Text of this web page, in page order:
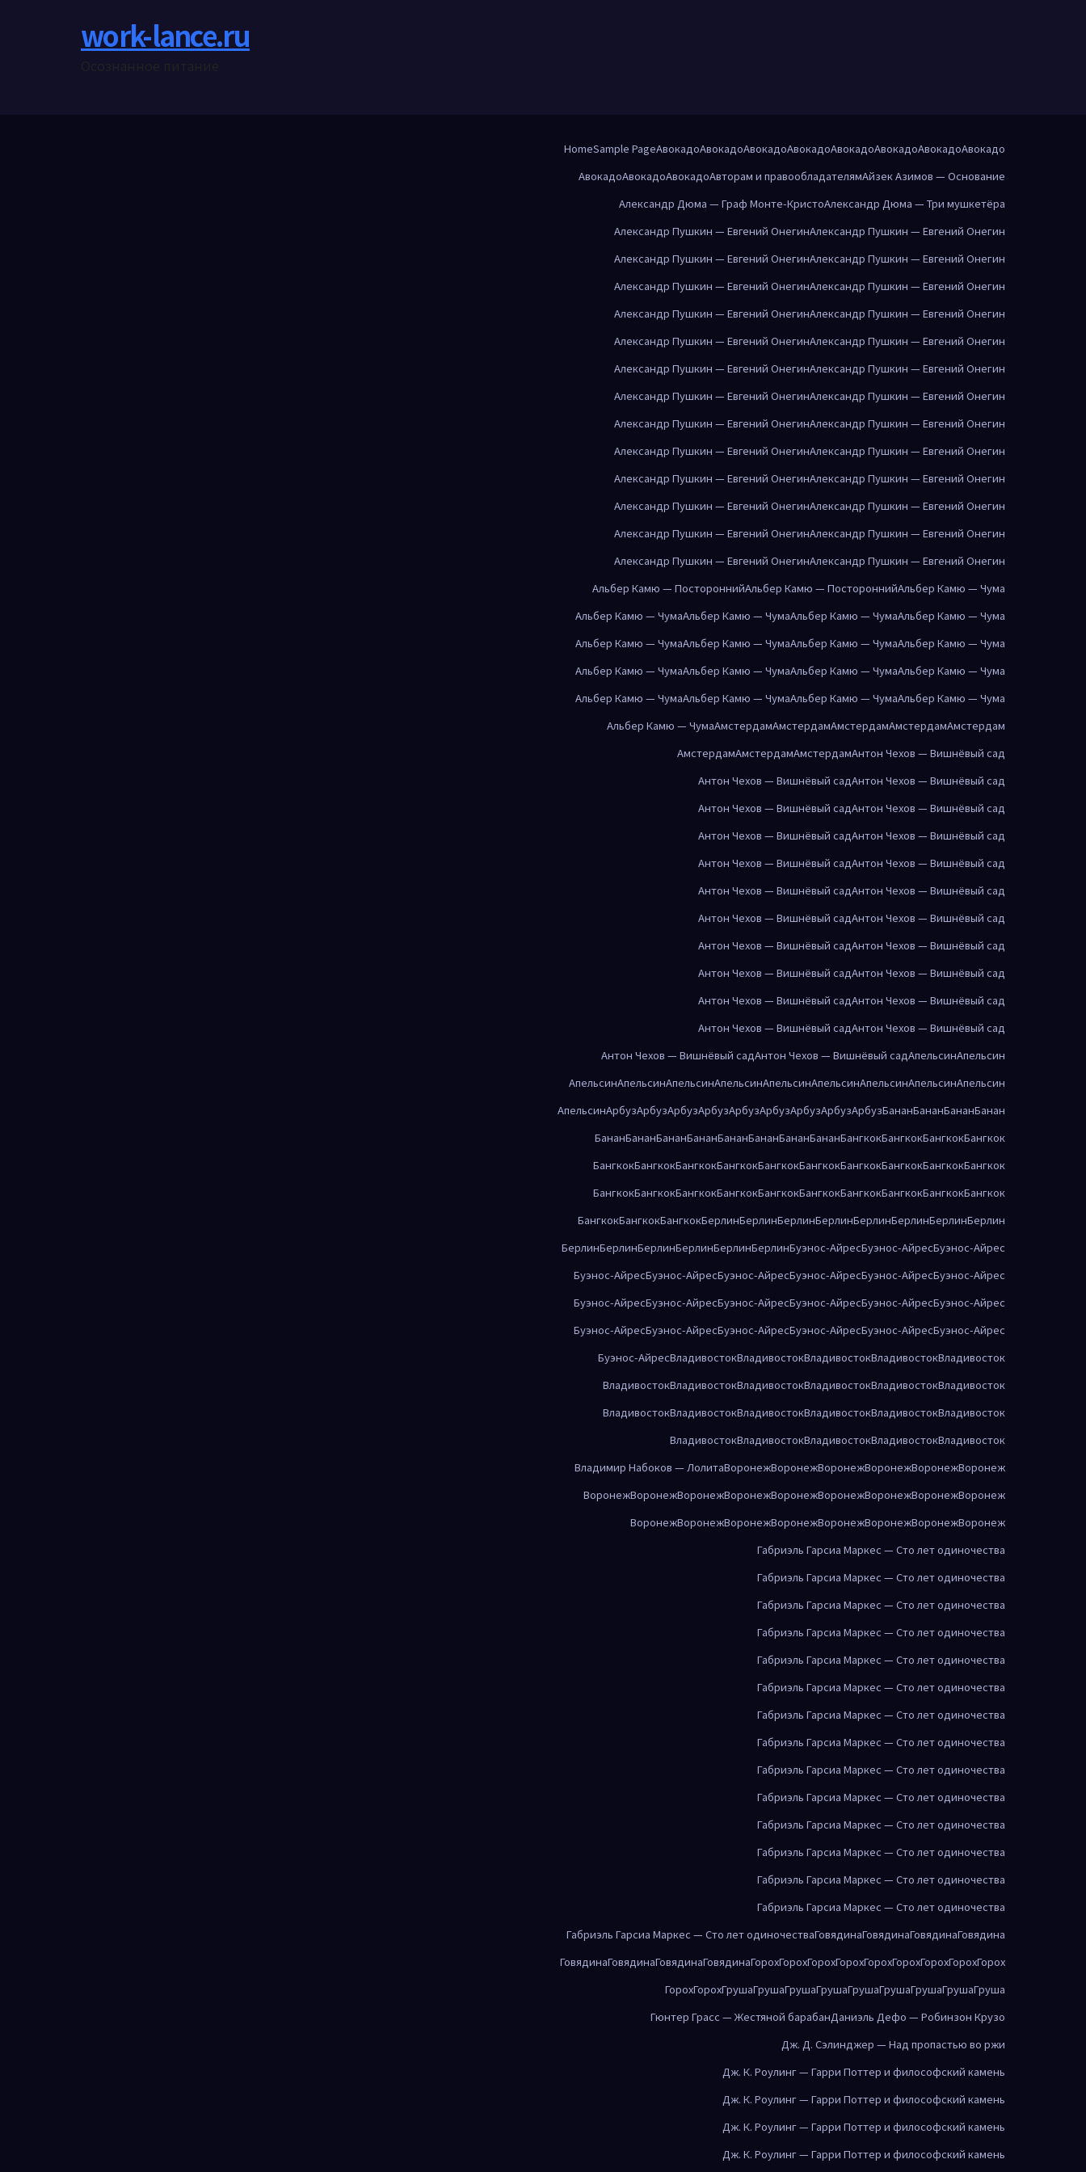
work-lance.ru
HomeSample PageАвокадоАвокадоАвокадоАвокадоАвокадоАвокадоАвокадоАвокадо
АвокадоАвокадоАвокадоАвторам и правообладателямАйзек Азимов — Основание
Александр Дюма — Граф Монте-КристоАлександр Дюма — Три мушкетёра
Александр Пушкин — Евгений ОнегинАлександр Пушкин — Евгений Онегин
Александр Пушкин — Евгений ОнегинАлександр Пушкин — Евгений Онегин
Александр Пушкин — Евгений ОнегинАлександр Пушкин — Евгений Онегин
Александр Пушкин — Евгений ОнегинАлександр Пушкин — Евгений Онегин
Александр Пушкин — Евгений ОнегинАлександр Пушкин — Евгений Онегин
Александр Пушкин — Евгений ОнегинАлександр Пушкин — Евгений Онегин
Александр Пушкин — Евгений ОнегинАлександр Пушкин — Евгений Онегин
Александр Пушкин — Евгений ОнегинАлександр Пушкин — Евгений Онегин
Александр Пушкин — Евгений ОнегинАлександр Пушкин — Евгений Онегин
Александр Пушкин — Евгений ОнегинАлександр Пушкин — Евгений Онегин
Александр Пушкин — Евгений ОнегинАлександр Пушкин — Евгений Онегин
Александр Пушкин — Евгений ОнегинАлександр Пушкин — Евгений Онегин
Александр Пушкин — Евгений ОнегинАлександр Пушкин — Евгений Онегин
Альбер Камю — ПостороннийАльбер Камю — ПостороннийАльбер Камю — Чума
Альбер Камю — ЧумаАльбер Камю — ЧумаАльбер Камю — ЧумаАльбер Камю — Чума
Альбер Камю — ЧумаАльбер Камю — ЧумаАльбер Камю — ЧумаАльбер Камю — Чума
Альбер Камю — ЧумаАльбер Камю — ЧумаАльбер Камю — ЧумаАльбер Камю — Чума
Альбер Камю — ЧумаАльбер Камю — ЧумаАльбер Камю — ЧумаАльбер Камю — Чума
Альбер Камю — ЧумаАмстердамАмстердамАмстердамАмстердамАмстердам
АмстердамАмстердамАмстердамАнтон Чехов — Вишнёвый сад
Антон Чехов — Вишнёвый садАнтон Чехов — Вишнёвый сад
Антон Чехов — Вишнёвый садАнтон Чехов — Вишнёвый сад
Антон Чехов — Вишнёвый садАнтон Чехов — Вишнёвый сад
Антон Чехов — Вишнёвый садАнтон Чехов — Вишнёвый сад
Антон Чехов — Вишнёвый садАнтон Чехов — Вишнёвый сад
Антон Чехов — Вишнёвый садАнтон Чехов — Вишнёвый сад
Антон Чехов — Вишнёвый садАнтон Чехов — Вишнёвый сад
Антон Чехов — Вишнёвый садАнтон Чехов — Вишнёвый сад
Антон Чехов — Вишнёвый садАнтон Чехов — Вишнёвый сад
Антон Чехов — Вишнёвый садАнтон Чехов — Вишнёвый сад
Антон Чехов — Вишнёвый садАнтон Чехов — Вишнёвый садАпельсинАпельсин
АпельсинАпельсинАпельсинАпельсинАпельсинАпельсинАпельсинАпельсинАпельсин
АпельсинАрбузАрбузАрбузАрбузАрбузАрбузАрбузАрбузАрбузБананБананБананБанан
БананБананБананБананБананБананБананБананБангкокБангкокБангкокБангкок
БангкокБангкокБангкокБангкокБангкокБангкокБангкокБангкокБангкокБангкок
БангкокБангкокБангкокБангкокБангкокБангкокБангкокБангкокБангкокБангкок
БангкокБангкокБангкокБерлинБерлинБерлинБерлинБерлинБерлинБерлинБерлин
БерлинБерлинБерлинБерлинБерлинБерлинБуэнос-АйресБуэнос-АйресБуэнос-Айрес
Буэнос-АйресБуэнос-АйресБуэнос-АйресБуэнос-АйресБуэнос-АйресБуэнос-Айрес
Буэнос-АйресБуэнос-АйресБуэнос-АйресБуэнос-АйресБуэнос-АйресБуэнос-Айрес
Буэнос-АйресБуэнос-АйресБуэнос-АйресБуэнос-АйресБуэнос-АйресБуэнос-Айрес
Буэнос-АйресВладивостокВладивостокВладивостокВладивостокВладивосток
ВладивостокВладивостокВладивостокВладивостокВладивостокВладивосток
ВладивостокВладивостокВладивостокВладивостокВладивостокВладивосток
ВладивостокВладивостокВладивостокВладивостокВладивосток
Владимир Набоков — ЛолитаВоронежВоронежВоронежВоронежВоронежВоронеж
ВоронежВоронежВоронежВоронежВоронежВоронежВоронежВоронежВоронеж
ВоронежВоронежВоронежВоронежВоронежВоронежВоронежВоронеж
Габриэль Гарсиа Маркес — Сто лет одиночества
Габриэль Гарсиа Маркес — Сто лет одиночества
Габриэль Гарсиа Маркес — Сто лет одиночества
Габриэль Гарсиа Маркес — Сто лет одиночества
Габриэль Гарсиа Маркес — Сто лет одиночества
Габриэль Гарсиа Маркес — Сто лет одиночества
Габриэль Гарсиа Маркес — Сто лет одиночества
Габриэль Гарсиа Маркес — Сто лет одиночества
Габриэль Гарсиа Маркес — Сто лет одиночества
Габриэль Гарсиа Маркес — Сто лет одиночества
Габриэль Гарсиа Маркес — Сто лет одиночества
Габриэль Гарсиа Маркес — Сто лет одиночества
Габриэль Гарсиа Маркес — Сто лет одиночества
Габриэль Гарсиа Маркес — Сто лет одиночества
Габриэль Гарсиа Маркес — Сто лет одиночестваГовядинаГовядинаГовядинаГовядина
ГовядинаГовядинаГовядинаГовядинаГорохГорохГорохГорохГорохГорохГорохГорохГорох
ГорохГорохГрушаГрушаГрушаГрушаГрушаГрушаГрушаГрушаГруша
Гюнтер Грасс — Жестяной барабанДаниэль Дефо — Робинзон Крузо
Дж. Д. Сэлинджер — Над пропастью во ржи
Дж. К. Роулинг — Гарри Поттер и философский камень
Дж. К. Роулинг — Гарри Поттер и философский камень
Дж. К. Роулинг — Гарри Поттер и философский камень
Дж. К. Роулинг — Гарри Поттер и философский камень